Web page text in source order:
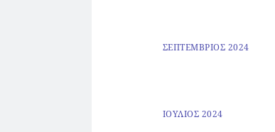
ΣΕΠΤΕΜΒΡΙΟΣ 2024
ΙΟΥΛΙΟΣ 2024